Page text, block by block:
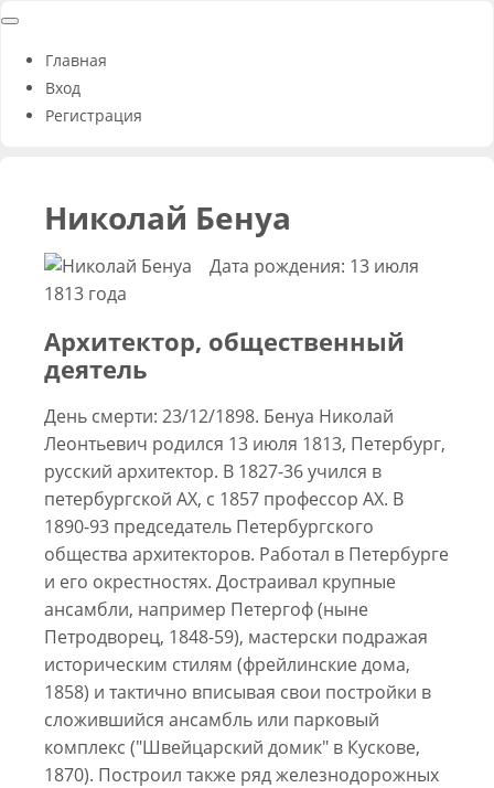
Главная
Вход
Регистрация
Николай Бенуа
Дата рождения: 13 июля
1813 года
Архитектор, общественный
деятель
День смерти: 23/12/1898. Бенуа Николай
Леонтьевич родился 13 июля 1813, Петербург,
русский архитектор. В 1827-36 учился в
петербургской АХ, с 1857 профессор АХ. В
1890-93 председатель Петербургского
общества архитекторов. Работал в Петербурге
и его окрестностях. Достраивал крупные
ансамбли, например Петергоф (ныне
Петродворец, 1848-59), мастерски подражая
историческим стилям (фрейлинские дома,
1858) и тактично вписывая свои постройки в
сложившийся ансамбль или парковый
комплекс ("Швейцарский домик" в Кускове,
1870). Построил также ряд железнодорожных